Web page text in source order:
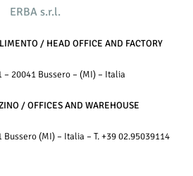
ERBA s.r.l.
/ HEAD OFFICE AND FACTORY
– 20041 Bussero – (MI) – Italia
/ OFFICES AND WAREHOUSE
(MI) – Italia – T. +39 02.95039114